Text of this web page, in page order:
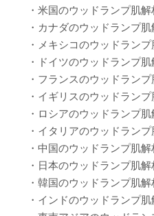
・米国のウッドランプ肌
・カナダのウッドランプ
・メキシコのウッドラン
・ドイツのウッドランプ
・フランスのウッドラン
・イギリスのウッドラン
・ロシアのウッドランプ
・イタリアのウッドラン
・中国のウッドランプ肌
・日本のウッドランプ肌
・韓国のウッドランプ肌
・インドのウッドランプ